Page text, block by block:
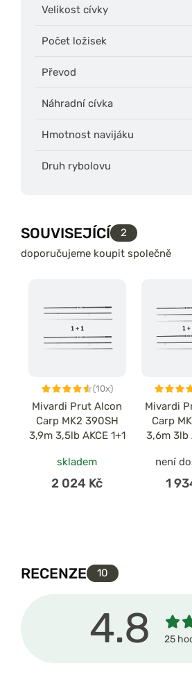
Velikost cívky
Počet ložisek
Převod
Náhradní cívka
Hmotnost navijáku
Druh rybolovu
SOUVISEJÍCÍ
2
doporučujeme koupit společně
(10x)
Mivardi Prut Alcon
Carp MK2 390SH
3,9m 3,5lb AKCE 1+1
skladem
2 024 Kč
Mivardi
Carp
3,6m 3lb
není
1
RECENZE 10
4.8 25